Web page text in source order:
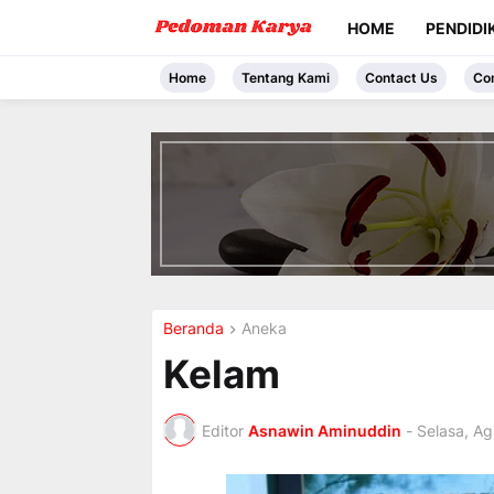
HOME
Home Tentang Kami Contact Us
Beranda Aneka
Kelam
Editor Asnawin Aminuddin - Selasa,